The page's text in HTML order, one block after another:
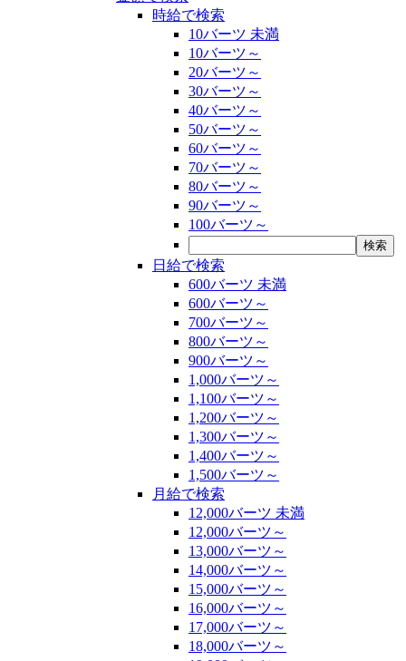
時給で検索
10バーツ 未満
10バーツ～
20バーツ～
30バーツ～
40バーツ～
50バーツ～
60バーツ～
70バーツ～
80バーツ～
90バーツ～
100バーツ～
日給で検索
600バーツ 未満
600バーツ～
700バーツ～
800バーツ～
900バーツ～
1,000バーツ～
1,100バーツ～
1,200バーツ～
1,300バーツ～
1,400バーツ～
1,500バーツ～
月給で検索
12,000バーツ 未満
12,000バーツ～
13,000バーツ～
14,000バーツ～
15,000バーツ～
16,000バーツ～
17,000バーツ～
18,000バーツ～